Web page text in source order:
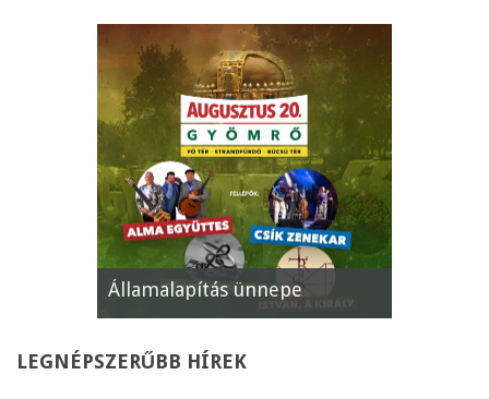
Államalapítás ünnepe
LEGNÉPSZERŰBB HÍREK